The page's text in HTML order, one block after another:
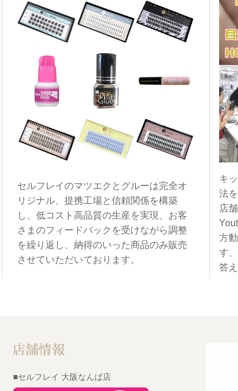
セルフレイのマツエクとグルーは完全オ
リジナル、提携工場と信頼関係を構築
し、低コスト高品質の生産を実現、お客
さまのフィードバックを受けながら調整
を繰り返し、納得のいった商品のみ販売
させていただいております。
キ
法
店
方
す
答
■セルフレイ 大阪なんば店